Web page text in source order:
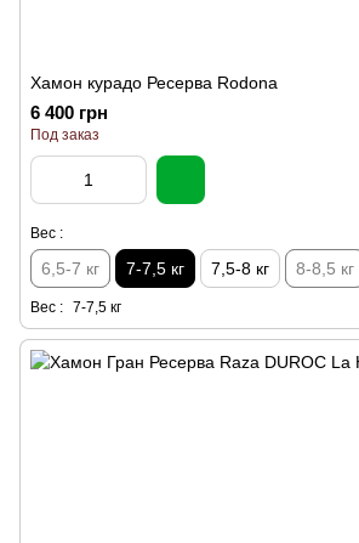
Хамон курадо Ресерва Rodona
6 400 грн
Под заказ
Вес :
6,5-7 кг 7-7,5 кг 7,5-8 кг 8-8,5 кг
Вес : 7-7,5 кг